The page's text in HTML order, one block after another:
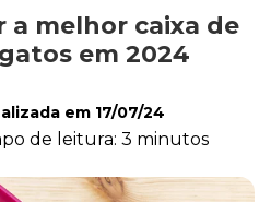
a melhor caixa de
em 2024
em 17/07/24
de leitura: 3 minutos